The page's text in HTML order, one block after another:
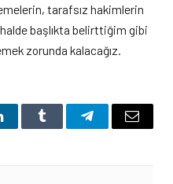
tarafsız hakimlerin
başlıkta belirttiğim gibi
zorunda kalacağız.
Tumblr TelegramEmail